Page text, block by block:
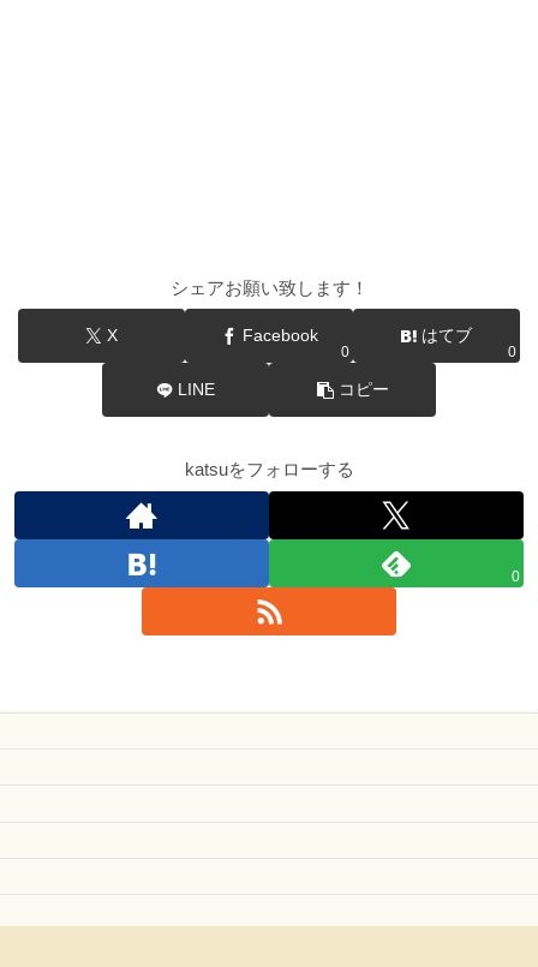
シェアお願い致します！
X Facebook
0
はてブ
0
LINE コピー
katsuをフォローする
0